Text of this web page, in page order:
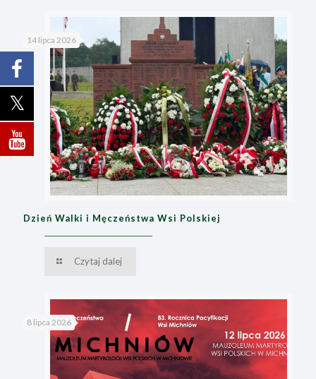
14 lipca 2026
Dzień Walki i Męczeństwa Wsi Polskiej
Czytaj dalej
8 lipca 2026